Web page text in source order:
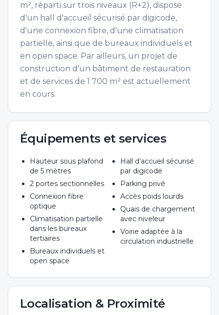
m², réparti sur trois niveaux (R+2), dispose
d'un hall d'accueil sécurisé par digicode,
d'une connexion fibre, d'une climatisation
partielle, ainsi que de bureaux individuels et
en open space. Par ailleurs, un projet de
construction d'un bâtiment de restauration
et de services de 1 700 m² est actuellement
en cours.
Équipements et services
Hauteur sous plafond
de 5 mètres
2 portes sectionnelles
Connexion fibre
optique
Climatisation partielle
dans les bureaux
tertiaires
Bureaux individuels et
open space
Hall d’accueil sécurisé
par digicode
Parking privé
Accès poids lourds
Quais de chargement
avec niveleur
Voirie adaptée à la
circulation industrielle
Localisation & Proximité